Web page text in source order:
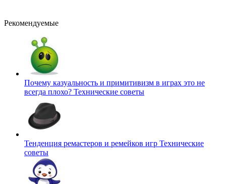
Рекомендуемые
Почему казуальность и примитивизм в играх это не
всегда плохо? Технические советы
Тенденция ремастеров и ремейков игр Технические
советы